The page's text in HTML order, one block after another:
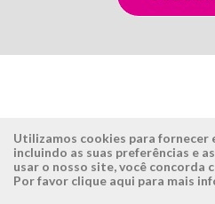
ÉSISTEMAS
Utilizamos cookies para fornecer
incluindo as suas preferências e
usar o nosso site, você concorda
Por favor clique aqui para mais